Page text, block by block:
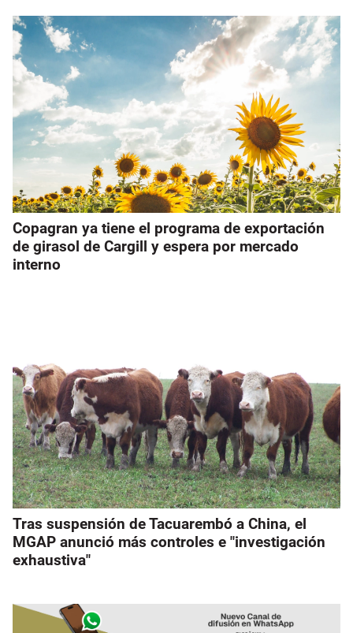
Copagran ya tiene el programa de exportación
de girasol de Cargill y espera por mercado
interno
Tras suspensión de Tacuarembó a China, el
MGAP anunció más controles e "investigación
exhaustiva"